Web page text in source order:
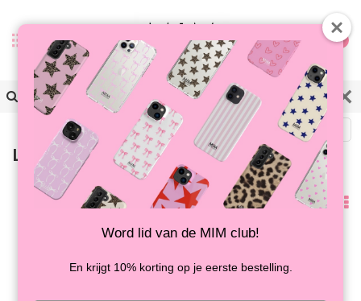
0
Zurück
Laptop-Zubehör
Standard
Word lid van de MIM club!
En krijgt 10% korting op je eerste bestelling.